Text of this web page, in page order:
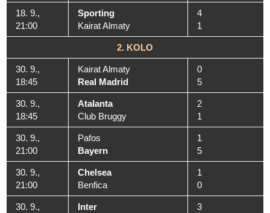
18. 9.,
21:00
Sporting
Kairat Almaty
4
1
2. KOLO
30. 9.,
18:45
Kairat Almaty
Real Madrid
0
5
30. 9.,
18:45
Atalanta
Club Bruggy
2
1
30. 9.,
21:00
Pafos
Bayern
1
5
30. 9.,
21:00
Chelsea
Benfica
1
0
30. 9.,
Inter
3